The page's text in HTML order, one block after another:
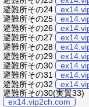
避難所その24
避難所その25
避難所その26
避難所その27
避難所その28
避難所その29
避難所その30
避難所その31
避難所その32
避難所その30(実質33)
ex14.vip2ch.com